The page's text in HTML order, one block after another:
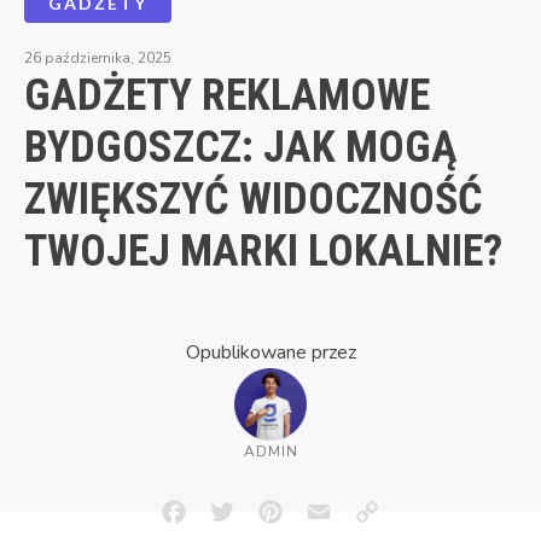
26 października, 2025
GADŻETY REKLAMOWE
BYDGOSZCZ: JAK MOGĄ
ZWIĘKSZYĆ WIDOCZNOŚĆ
TWOJEJ MARKI LOKALNIE?
Opublikowane przez
ADMIN
FacebookTwitterPinterestEmailCopy